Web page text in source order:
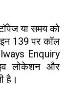
या समय को
139 पर कॉल
Enquiry
लोकेशन और
है।